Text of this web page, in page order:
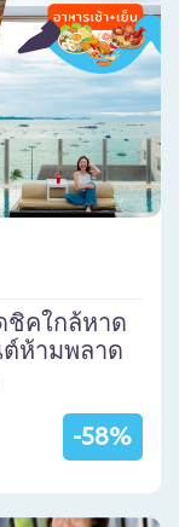
คใกล้หาด
ต์ห้ามพลาด
-58%